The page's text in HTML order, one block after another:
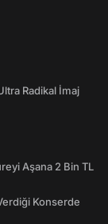
Radikal İmaj
Aşana 2 Bin TL
Konserde